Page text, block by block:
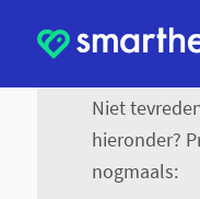
Niet
hieronder?
nogmaals: